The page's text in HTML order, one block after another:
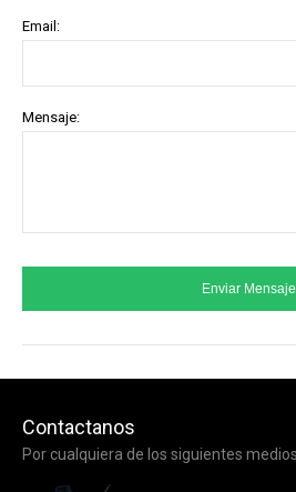
Email:
Mensaje:
Contactanos
Por cualquiera de los siguientes medios